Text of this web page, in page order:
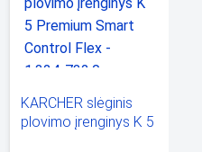
KARCHER slėginis
plovimo įrenginys K 5